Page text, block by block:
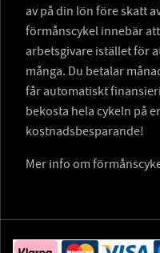
av på din lön före skatt
förmånscykel innebär
arbetsgivare istället för
många. Du betalar
får automatiskt
bekosta hela cykeln på
kostnadsbesparande!
Mer info om